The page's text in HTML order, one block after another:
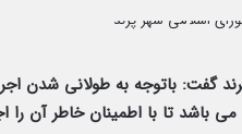
گفت: باتوجه به طولانی شدن
باشد تا با اطمینان خاطر آن را